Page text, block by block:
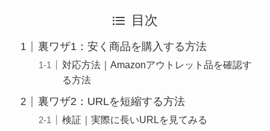
目次
裏ワザ1：安く商品を購入する方法
対応方法｜Amazonアウトレット品を確認す
る方法
裏ワザ2：URLを短縮する方法
検証｜実際に長いURLを見てみる